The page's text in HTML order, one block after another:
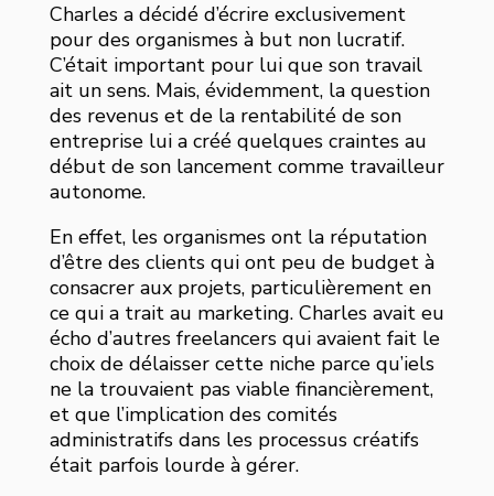
Charles a décidé d’écrire exclusivement
pour des organismes à but non lucratif.
C’était important pour lui que son travail
ait un sens. Mais, évidemment, la question
des revenus et de la rentabilité de son
entreprise lui a créé quelques craintes au
début de son lancement comme travailleur
autonome.
En effet, les organismes ont la réputation
d’être des clients qui ont peu de budget à
consacrer aux projets, particulièrement en
ce qui a trait au marketing. Charles avait eu
écho d’autres freelancers qui avaient fait le
choix de délaisser cette niche parce qu’iels
ne la trouvaient pas viable financièrement,
et que l’implication des comités
administratifs dans les processus créatifs
était parfois lourde à gérer.